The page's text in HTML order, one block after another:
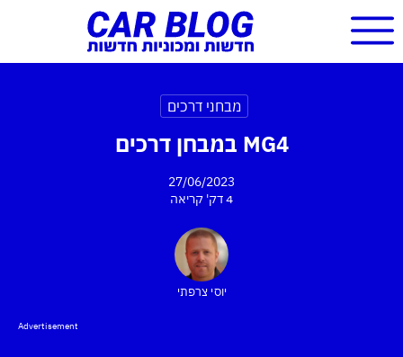
מבחני דרכים
MG4 במבחן דרכים
27/06/2023
4 דק'
קריאה
יוסי צרפתי
Advertisement